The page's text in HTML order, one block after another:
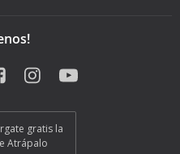
gratis la
Atrápalo